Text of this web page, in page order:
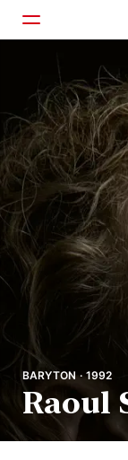
Accueil
Parcourir
BARYTON · 1992
Raoul